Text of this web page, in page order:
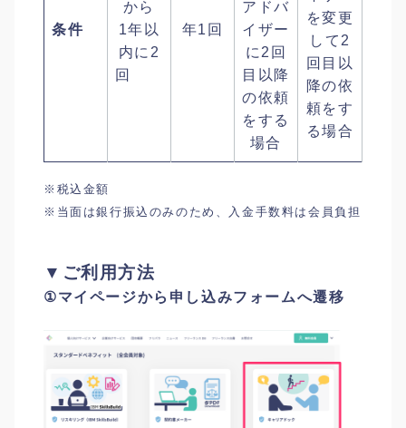
条件
から
1年以
内に2
回
年1回
アドバ
イザー
に2回
目以降
の依頼
をする
場合
を変更
して2
回目以
降の依
頼をす
る場合
※税込金額
※当面は銀行振込のみのため、入金手数料は会員負担
▼ご利用方法
①マイページから申し込みフォームへ遷移